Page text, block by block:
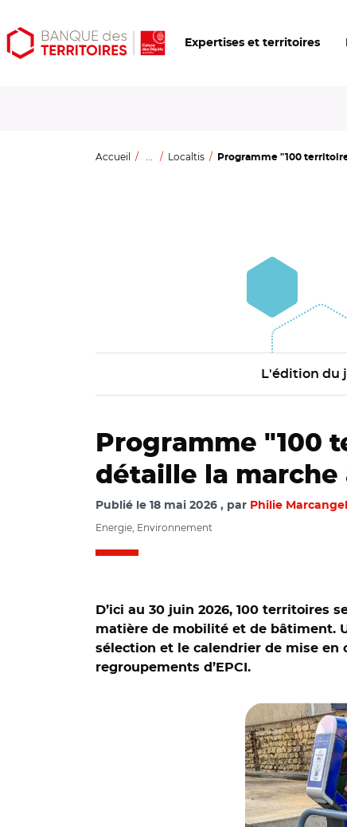
Aller
au
Aller
au
Ouvrir
les
Expertises et territoires
Accueil ... Localtis Programme "100
L'édition du
Programme "100
détaille la
Publié le 18 mai 2026 par Philie
Energie, Environnement
D’ici au 30 juin 2026, 100
matière de mobilité et de bâtiment.
sélection et le calendrier de mise en
regroupements d’EPCI.